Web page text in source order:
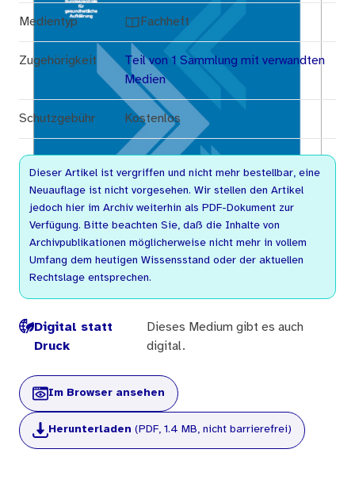
Medientyp Fachheft
Zugehörigkeit
Teil von 1 Sammlung mit verwandten
Medien
Schutzgebühr Kostenlos
Dieser Artikel ist vergriffen und nicht mehr bestellbar, eine
Neuauflage ist nicht vorgesehen. Wir stellen den Artikel
jedoch hier im Archiv weiterhin als PDF-Dokument zur
Verfügung. Bitte beachten Sie, daß die Inhalte von
Archivpublikationen möglicherweise nicht mehr in vollem
Umfang dem heutigen Wissensstand oder der aktuellen
Rechtslage entsprechen.
Digital statt
Druck
Dieses Medium gibt es auch
digital.
Im Browser ansehen
Herunterladen (PDF, 1.4 MB, nicht barrierefrei)